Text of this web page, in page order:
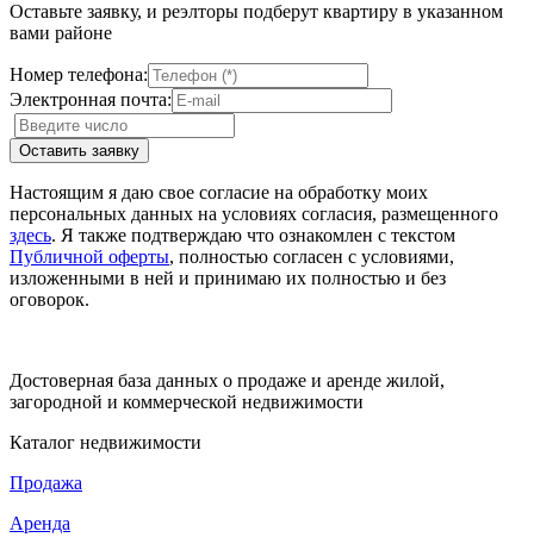
Оставьте заявку, и реэлторы подберут квартиру в указанном
вами районе
Номер телефона:
Электронная почта:
Настоящим я даю свое согласие на обработку моих
персональных данных на условиях согласия, размещенного
здесь. Я также подтверждаю что ознакомлен с текстом
Публичной оферты, полностью согласен с условиями,
изложенными в ней и принимаю их полностью и без
оговорок.
Достоверная база данных о продаже и аренде жилой,
загородной и коммерческой недвижимости
Каталог недвижимости
Продажа
Аренда